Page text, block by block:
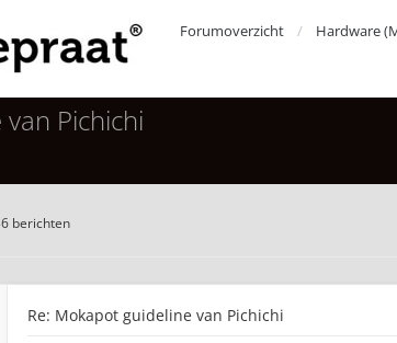
Forumoverzicht Hardware
Pichichi
berichten
Re: Mokapot guideline van Pichichi